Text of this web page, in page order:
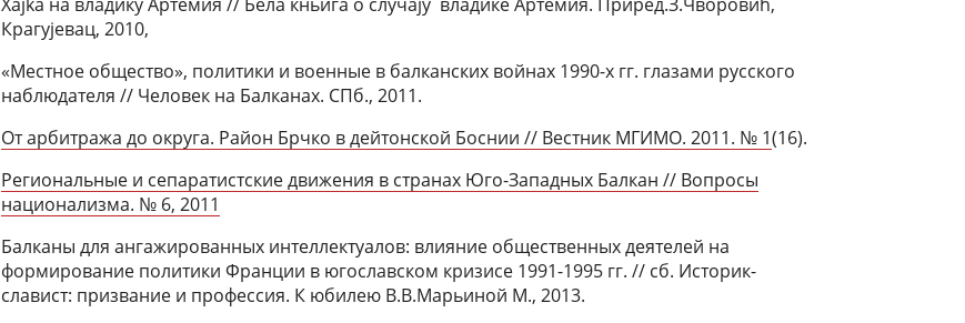
Крагуjевац, 2010,
«Местное общество», политики и военные в балканских войнах 1990-х гг. глазами русского
наблюдателя // Человек на Балканах. СПб., 2011.
От арбитража до округа. Район Брчко в дейтонской Боснии // Вестник МГИМО. 2011. № 1(16).
Региональные и сепаратистские движения в странах Юго-Западных Балкан // Вопросы
национализма. № 6, 2011
Балканы для ангажированных интеллектуалов: влияние общественных деятелей на
формирование политики Франции в югославском кризисе 1991-1995 гг. // сб. Историк-
славист: призвание и профессия. К юбилею В.В.Марьиной М., 2013.